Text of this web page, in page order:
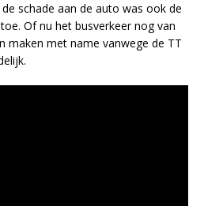
schade aan de auto was ook de
Of nu het busverkeer nog van
maken met name vanwege de TT